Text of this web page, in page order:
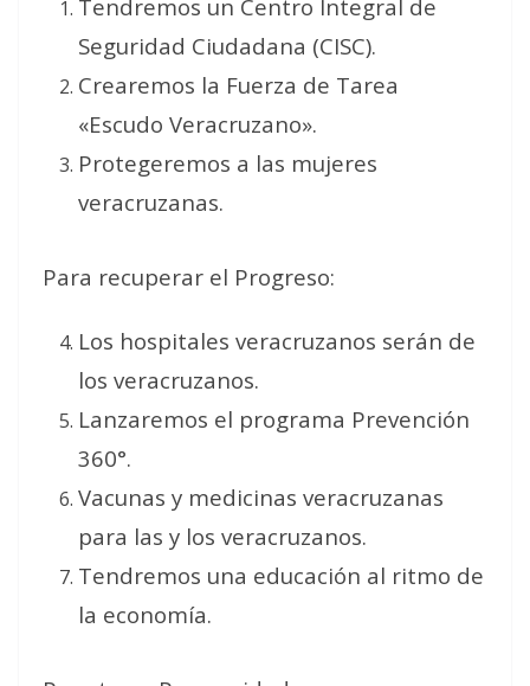
Tendremos un Centro Integral de
Seguridad Ciudadana (CISC).
Crearemos la Fuerza de Tarea
«Escudo Veracruzano».
Protegeremos a las mujeres
veracruzanas.
Para recuperar el Progreso:
Los hospitales veracruzanos serán de
los veracruzanos.
Lanzaremos el programa Prevención
360°.
Vacunas y medicinas veracruzanas
para las y los veracruzanos.
Tendremos una educación al ritmo de
la economía.